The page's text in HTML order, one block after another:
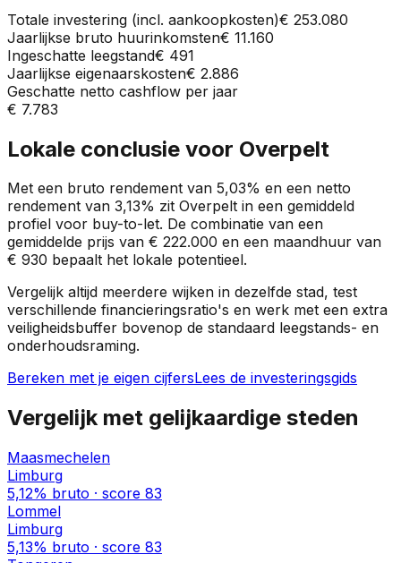
Totale investering (incl. aankoopkosten)€ 253.080
Jaarlijkse bruto huurinkomsten€ 11.160
Ingeschatte leegstand€ 491
Jaarlijkse eigenaarskosten€ 2.886
Geschatte netto cashflow per jaar
€ 7.783
Lokale conclusie voor Overpelt
Met een bruto rendement van 5,03% en een netto
rendement van 3,13% zit Overpelt in een gemiddeld
profiel voor buy-to-let. De combinatie van een
gemiddelde prijs van € 222.000 en een maandhuur van
€ 930 bepaalt het lokale potentieel.
Vergelijk altijd meerdere wijken in dezelfde stad, test
verschillende financieringsratio's en werk met een extra
veiligheidsbuffer bovenop de standaard leegstands- en
onderhoudsraming.
Bereken met je eigen cijfersLees de investeringsgids
Vergelijk met gelijkaardige steden
Maasmechelen
Limburg
5,12% bruto · score 83
Lommel
Limburg
5,13% bruto · score 83